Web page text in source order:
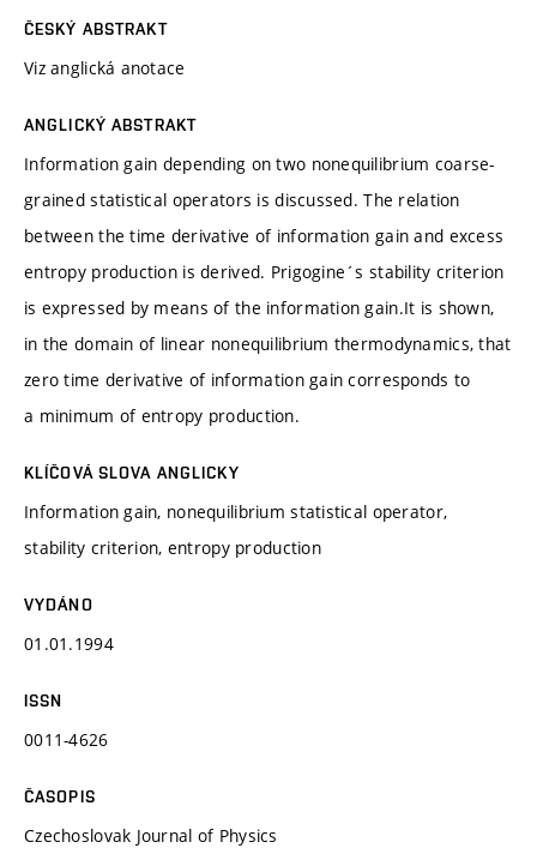
ČESKÝ ABSTRAKT
Viz anglická anotace
ANGLICKÝ ABSTRAKT
Information gain depending on two nonequilibrium coarse-
grained statistical operators is discussed. The relation
between the time derivative of information gain and excess
entropy production is derived. Prigogine´s stability criterion
is expressed by means of the information gain.It is shown,
in the domain of linear nonequilibrium thermodynamics, that
zero time derivative of information gain corresponds to
a minimum of entropy production.
KLÍČOVÁ SLOVA ANGLICKY
Information gain, nonequilibrium statistical operator,
stability criterion, entropy production
VYDÁNO
01.01.1994
ISSN
0011-4626
ČASOPIS
Czechoslovak Journal of Physics